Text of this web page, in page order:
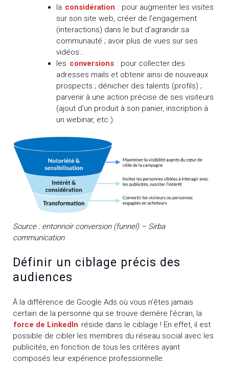
la considération : pour augmenter les visites
sur son site web, créer de l’engagement
(interactions) dans le but d’agrandir sa
communauté ; avoir plus de vues sur ses
vidéos…
les conversions : pour collecter des
adresses mails et obtenir ainsi de nouveaux
prospects ; dénicher des talents (profils) ;
parvenir à une action précise de ses visiteurs
(ajout d’un produit à son panier, inscription à
un webinar, etc.).
Source : entonnoir conversion (funnel) – Sirba
communication
Définir un ciblage précis des
audiences
À la différence de Google Ads où vous n’êtes jamais
certain de la personne qui se trouve derrière l’écran, la
force de LinkedIn réside dans le ciblage ! En effet, il est
possible de cibler les membres du réseau social avec les
publicités, en fonction de tous les critères ayant
composés leur expérience professionnelle.